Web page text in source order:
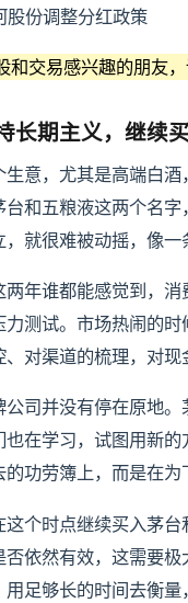
股份调整分红政策
和交易感兴趣的朋友
长期主义，继续
生意，尤其是高端白
台和五粮液这两个名
，就很难被动摇，像一
两年谁都能感觉到，
力测试。市场热闹的
、对渠道的梳理，对
公司并没有停在原地
也在学习，试图用新
功劳簿上，而是在为
这个时点继续买入茅
否依然有效，这需要
用足够长的时间去衡